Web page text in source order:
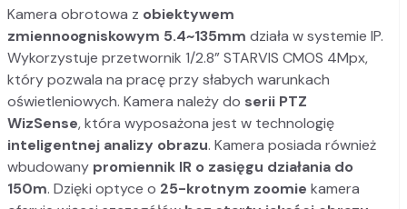
Kamera obrotowa z obiektywem
zmiennoogniskowym 5.4~135mm działa w systemie IP.
Wykorzystuje przetwornik 1/2.8” STARVIS CMOS 4Mpx,
który pozwala na pracę przy słabych warunkach
oświetleniowych. Kamera należy do serii PTZ
WizSense, która wyposażona jest w technologię
inteligentnej analizy obrazu. Kamera posiada również
wbudowany promiennik IR o zasięgu działania do
150m. Dzięki optyce o 25-krotnym zoomie kamera